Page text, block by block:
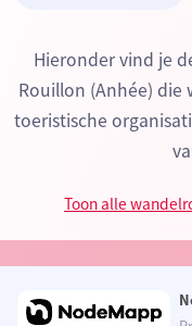
Hieronder vind je
Rouillon (Anhée)
toeristische
Toon alle